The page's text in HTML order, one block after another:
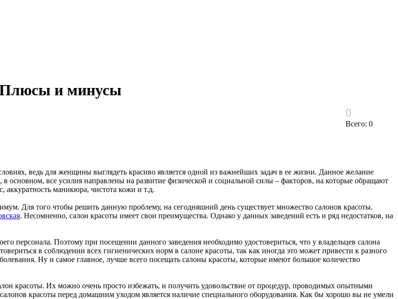
Плюсы и минусы
0
Всего: 0
ведь для женщины выглядеть красиво является одной из важнейших задач в ее жизни. Данное желание
все усилия направлены на развитие физической и социальной силы – факторов, на которые обращают
маникюра, чистота кожи и т.д.
Для того чтобы решить данную проблему, на сегодняшний день существует множество салонов красоты.
. Несомненно, салон красоты имеет свои преимущества. Однако у данных заведений есть и ряд недостатков, на
персонала. Поэтому при посещении данного заведения необходимо удостовериться, что у владельцев салона
в соблюдении всех гигиенических норм в салоне красоты, так как иногда это может привести к разного
Ну и самое главное, лучше всего посещать салоны красоты, которые имеют большое количество
красоты. Их можно очень просто избежать, и получить удовольствие от процедур, проводимых опытными
красоты перед домашним уходом является наличие специального оборудования. Как бы хорошо вы не умели